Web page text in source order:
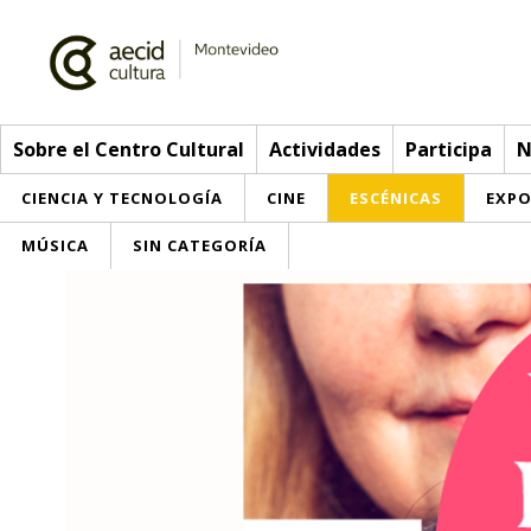
Sobre el Centro Cultural Actividades Participa
CIENCIA Y TECNOLOGÍA CINE ESCÉNICAS
MÚSICA SIN CATEGORÍA
Sobre el Centro Cultural